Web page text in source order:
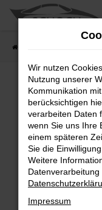
Zum
Fehler:
Beim Laden ist
Hier sind ein
Überprüfe
Laden andere
Suchmaschine?
Wir nutzen
Nutzung unserer
Kommunikation
berücksichtigen
verarbeiten Daten
wenn Sie uns Ihre
einem späteren
Sie die
Weitere
Impressum